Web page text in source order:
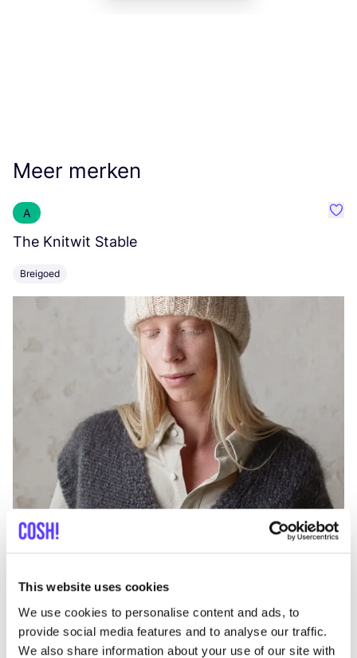
This website uses cookies
We use cookies to personalise content and ads, to
provide social media features and to analyse our traffic.
We also share information about your use of our site with
Meer merken
A
The Knitwit Stable
Breigoed